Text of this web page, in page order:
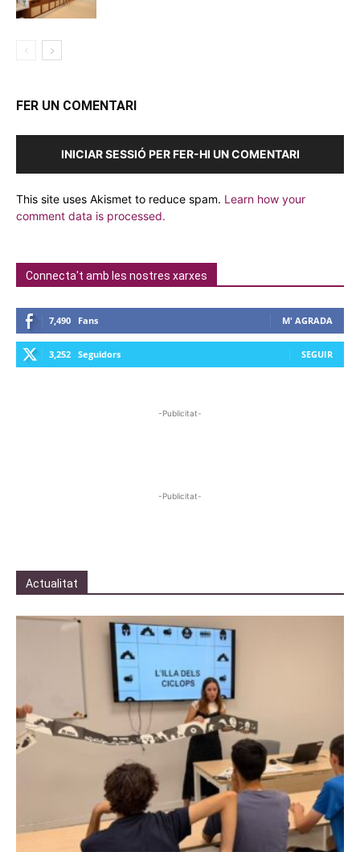
FER UN COMENTARI
INICIAR SESSIÓ PER FER-HI UN COMENTARI
This site uses Akismet to reduce spam. Learn how your
comment data is processed.
Connecta't amb les nostres xarxes
7,490 Fans M' AGRADA
3,252 Seguidors SEGUIR
-Publicitat-
-Publicitat-
Actualitat